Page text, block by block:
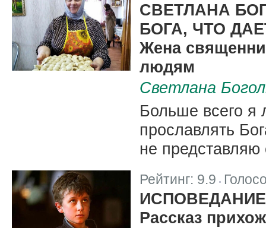
СВЕТЛАНА
БОГА, ЧТО
Жена
людям
Светлана
Больше всего я
прославлять
не
Рейтинг: 9.9
Рассказ